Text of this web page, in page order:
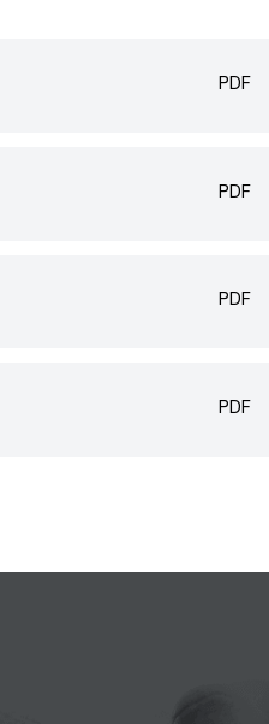
PDF
PDF
PDF
PDF